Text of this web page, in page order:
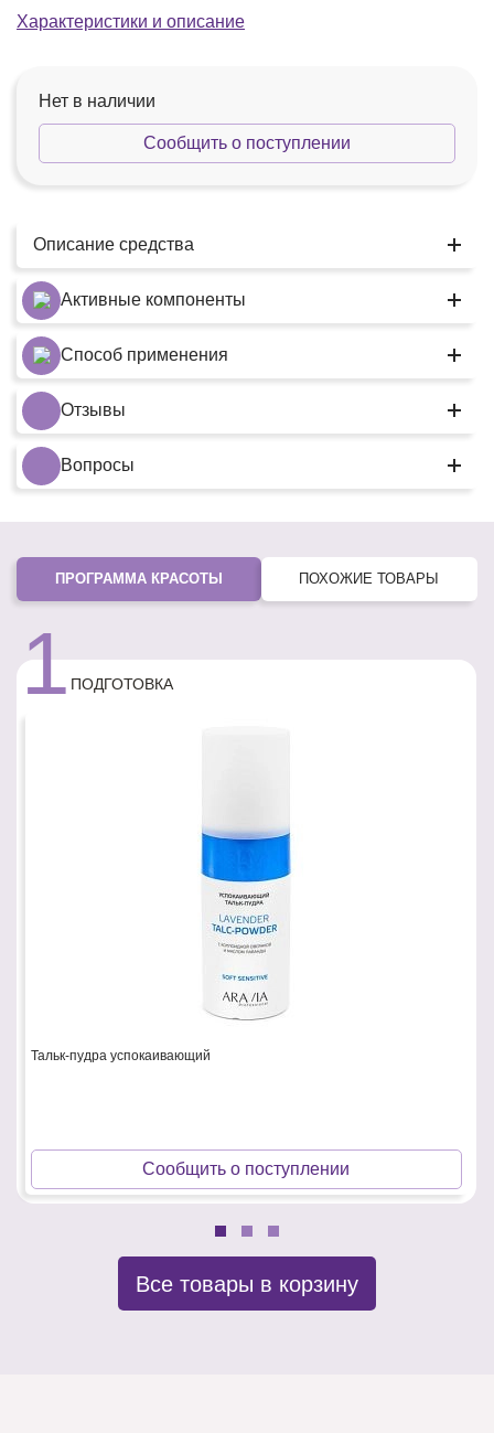
Характеристики и описание
Нет в наличии
Сообщить о поступлении
Описание средства
Активные компоненты
Способ применения
Отзывы
Вопросы
ПРОГРАММА КРАСОТЫ ПОХОЖИЕ ТОВАРЫ
1ПОДГОТОВКА
Тальк-пудра успокаивающий
Сообщить о поступлении
Все товары в корзину